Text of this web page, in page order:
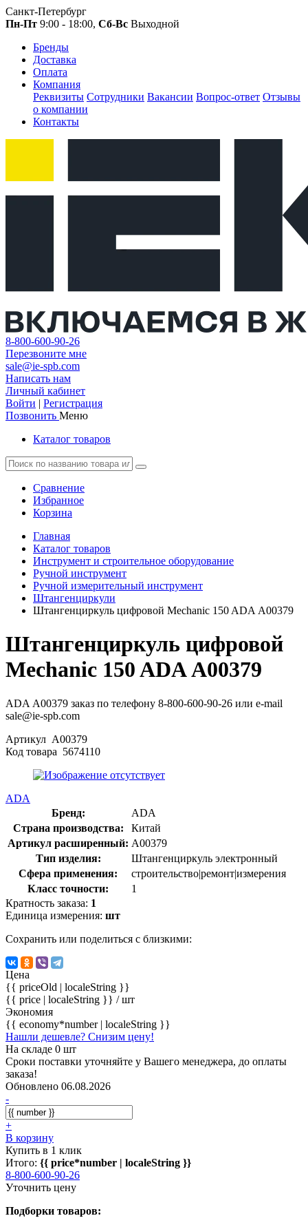
Санкт-Петербург
Пн-Пт 9:00 - 18:00, Сб-Вс Выходной
Бренды
Доставка
Оплата
Компания
Реквизиты Сотрудники Вакансии Вопрос-ответ Отзывы
о компании
Контакты
8-800-600-90-26
Перезвоните мне
sale@ie-spb.com
Написать нам
Личный кабинет
Войти | Регистрация
Позвонить Меню
Каталог товаров
Сравнение
Избранное
Корзина
Главная
Каталог товаров
Инструмент и строительное оборудование
Ручной инструмент
Ручной измерительный инструмент
Штангенциркули
Штангенциркуль цифровой Mechanic 150 ADA А00379
Штангенциркуль цифровой
Mechanic 150 ADA А00379
ADA А00379 заказ по телефону 8-800-600-90-26 или e-mail
sale@ie-spb.com
Артикул А00379
Код товара 5674110
ADA
Бренд:
ADA
Страна производства:
Китай
Артикул расширенный: А00379
Тип изделия:
Штангенциркуль электронный
Сфера применения:
строительство|ремонт|измерения
Класс точности:
1
Кратность заказа: 1
Единица измерения: шт
Сохранить или поделиться с близкими:
Цена
{{ priceOld | localeString }}
{{ price | localeString }} / шт
Экономия
{{ economy*number | localeString }}
Нашли дешевле? Снизим цену!
На складе 0 шт
Сроки поставки уточняйте у Вашего менеджера, до оплаты
заказа!
Обновлено 06.08.2026
-
+
В корзину
Купить в 1 клик
Итого: {{ price*number | localeString }}
8-800-600-90-26
Уточнить цену
Подборки товаров: